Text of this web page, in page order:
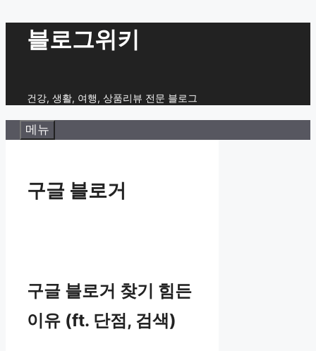
블로그위키
건강, 생활, 여행, 상품리뷰 전문 블로그
메뉴
구글 블로거
구글 블로거 찾기 힘든
이유 (ft. 단점, 검색)